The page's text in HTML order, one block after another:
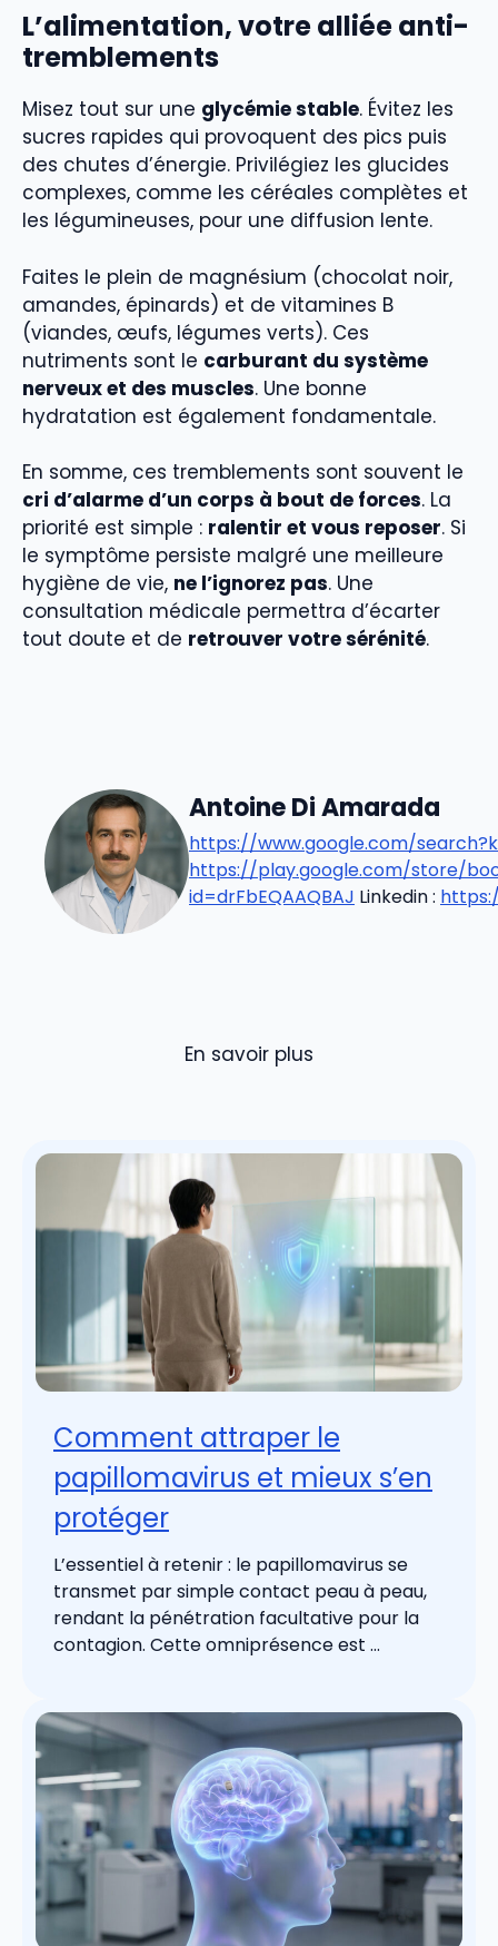
L’alimentation, votre alliée anti-
tremblements
Misez tout sur une glycémie stable. Évitez les
sucres rapides qui provoquent des pics puis
des chutes d’énergie. Privilégiez les glucides
complexes, comme les céréales complètes et
les légumineuses, pour une diffusion lente.
Faites le plein de magnésium (chocolat noir,
amandes, épinards) et de vitamines B
(viandes, œufs, légumes verts). Ces
nutriments sont le carburant du système
nerveux et des muscles. Une bonne
hydratation est également fondamentale.
En somme, ces tremblements sont souvent le
cri d’alarme d’un corps à bout de forces. La
priorité est simple : ralentir et vous reposer. Si
le symptôme persiste malgré une meilleure
hygiène de vie, ne l’ignorez pas. Une
consultation médicale permettra d’écarter
tout doute et de retrouver votre sérénité.
Antoine Di Amarada
https://www.google.com/
https://play.google.com/store/
id=drFbEQAAQBAJ Linkedin :
En savoir plus
Comment attraper le
papillomavirus et mieux s’en
protéger
L’essentiel à retenir : le papillomavirus se
transmet par simple contact peau à peau,
rendant la pénétration facultative pour la
contagion. Cette omniprésence est ...